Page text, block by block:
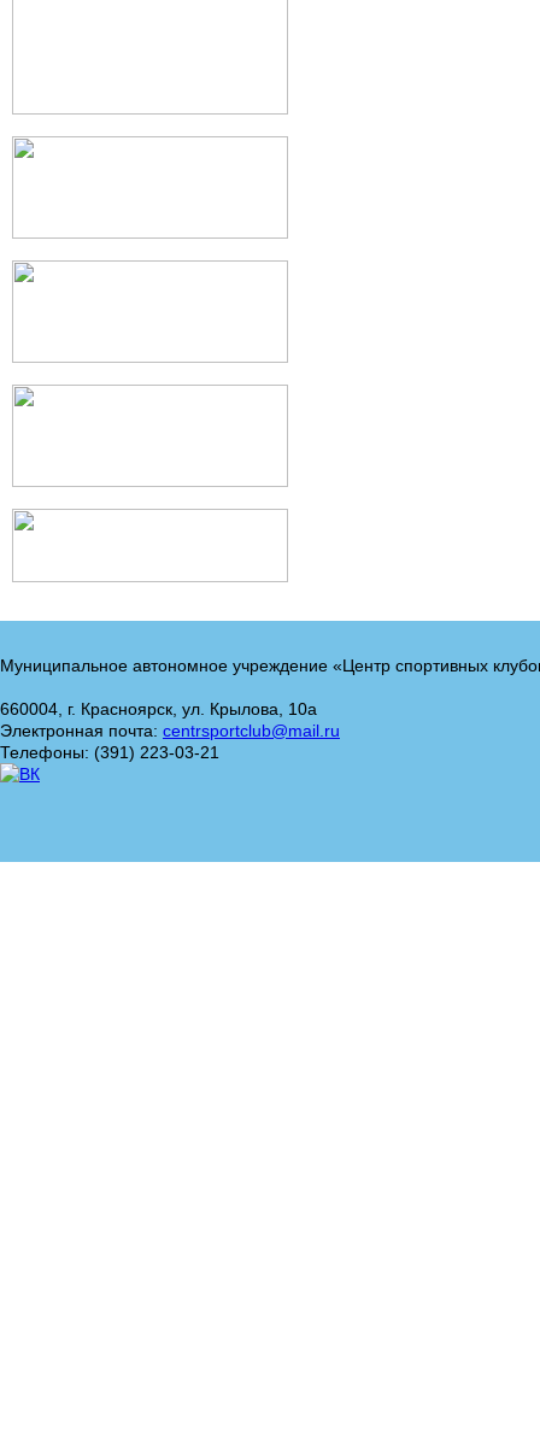
Муниципальное автономное учреждение «Центр спортивных
660004, г. Красноярск, ул. Крылова, 10а
Электронная почта: centrsportclub@mail.ru
Телефоны: (391) 223-03-21